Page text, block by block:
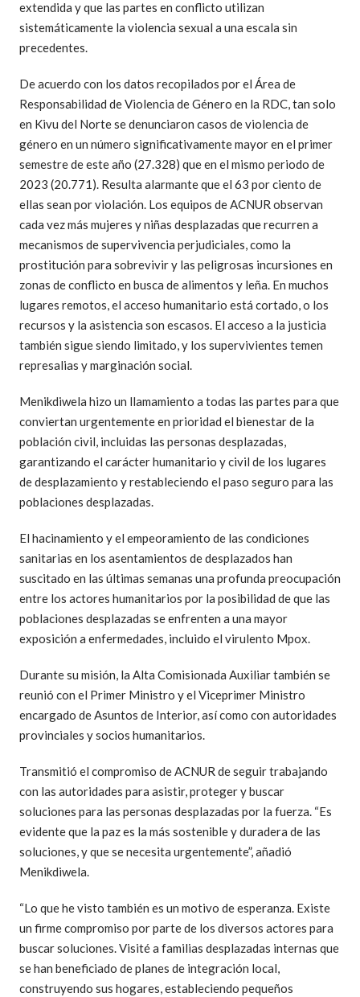
extendida y que las partes en conflicto utilizan
sistemáticamente la violencia sexual a una escala sin
precedentes.
De acuerdo con los datos recopilados por el Área de
Responsabilidad de Violencia de Género en la RDC, tan solo
en Kivu del Norte se denunciaron casos de violencia de
género en un número significativamente mayor en el primer
semestre de este año (27.328) que en el mismo periodo de
2023 (20.771). Resulta alarmante que el 63 por ciento de
ellas sean por violación. Los equipos de ACNUR observan
cada vez más mujeres y niñas desplazadas que recurren a
mecanismos de supervivencia perjudiciales, como la
prostitución para sobrevivir y las peligrosas incursiones en
zonas de conflicto en busca de alimentos y leña. En muchos
lugares remotos, el acceso humanitario está cortado, o los
recursos y la asistencia son escasos. El acceso a la justicia
también sigue siendo limitado, y los supervivientes temen
represalias y marginación social.
Menikdiwela hizo un llamamiento a todas las partes para que
conviertan urgentemente en prioridad el bienestar de la
población civil, incluidas las personas desplazadas,
garantizando el carácter humanitario y civil de los lugares
de desplazamiento y restableciendo el paso seguro para las
poblaciones desplazadas.
El hacinamiento y el empeoramiento de las condiciones
sanitarias en los asentamientos de desplazados han
suscitado en las últimas semanas una profunda preocupación
entre los actores humanitarios por la posibilidad de que las
poblaciones desplazadas se enfrenten a una mayor
exposición a enfermedades, incluido el virulento Mpox.
Durante su misión, la Alta Comisionada Auxiliar también se
reunió con el Primer Ministro y el Viceprimer Ministro
encargado de Asuntos de Interior, así como con autoridades
provinciales y socios humanitarios.
Transmitió el compromiso de ACNUR de seguir trabajando
con las autoridades para asistir, proteger y buscar
soluciones para las personas desplazadas por la fuerza. “Es
evidente que la paz es la más sostenible y duradera de las
soluciones, y que se necesita urgentemente”, añadió
Menikdiwela.
“Lo que he visto también es un motivo de esperanza. Existe
un firme compromiso por parte de los diversos actores para
buscar soluciones. Visité a familias desplazadas internas que
se han beneficiado de planes de integración local,
construyendo sus hogares, estableciendo pequeños